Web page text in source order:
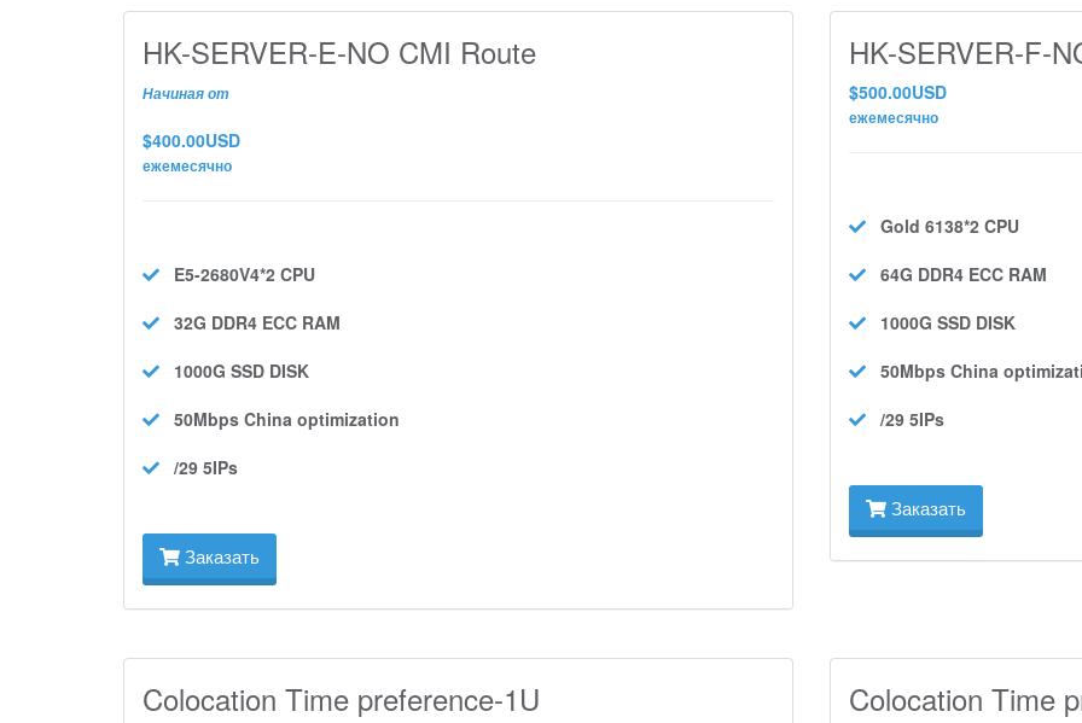
HK-SERVER-E-NO CMI Route
Начиная от
$400.00USD
ежемесячно
E5-2680V4*2 CPU
32G DDR4 ECC RAM
1000G SSD DISK
50Mbps China optimization
/29 5IPs
Заказать
HK-SERVER-F-
$500.00USD
ежемесячно
Gold 6138*2 CPU
64G DDR4 ECC RAM
1000G SSD DISK
50Mbps China
/29 5IPs
Заказать
Colocation Time preference-1U Colocation Time